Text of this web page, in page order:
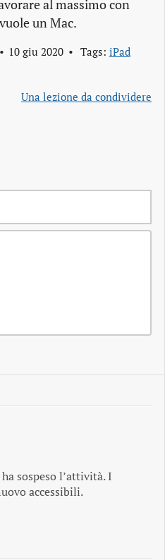
al massimo con
un Mac.
10 giu 2020 Tags: iPad
Una lezione da condividere
sospeso l’attività. I
accessibili.